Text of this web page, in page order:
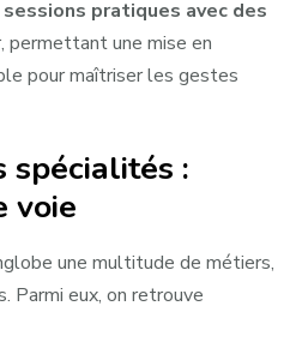
sessions pratiques avec des
permettant une mise en
pour maîtriser les gestes
spécialités :
voie
une multitude de métiers,
Parmi eux, on retrouve